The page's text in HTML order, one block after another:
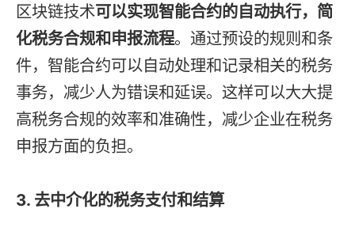
区块链技术可以实现智能合约的自动执行，简
化税务合规和申报流程。通过预设的规则和条
件，智能合约可以自动处理和记录相关的税务
事务，减少人为错误和延误。这样可以大大提
高税务合规的效率和准确性，减少企业在税务
申报方面的负担。
3. 去中介化的税务支付和结算